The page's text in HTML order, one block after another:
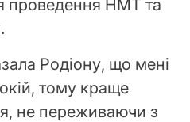
проведення НМТ та
Родіону, що мені
тому краще
не переживаючи з